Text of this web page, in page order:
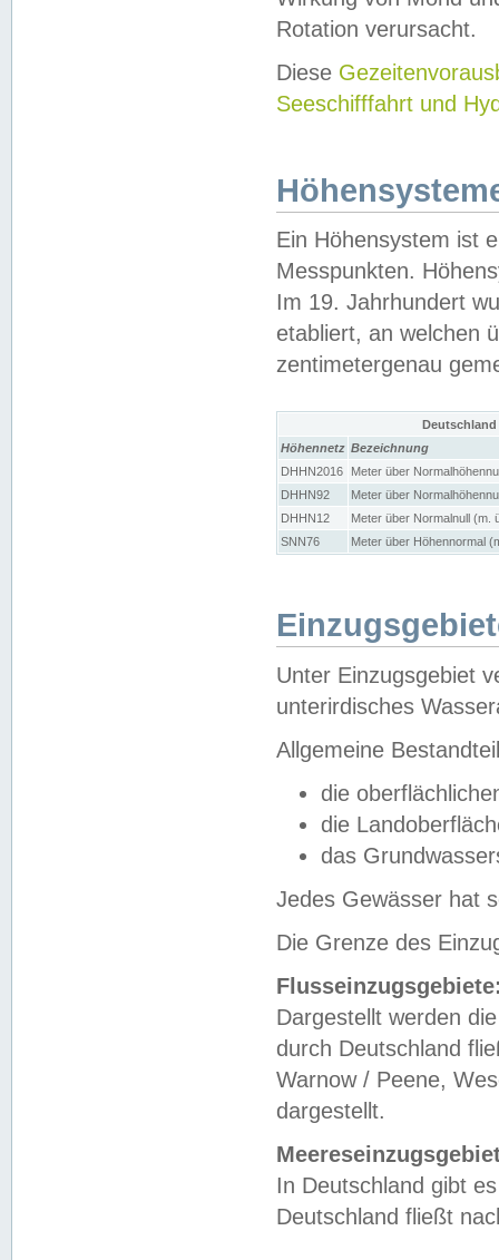
Rotation verursacht.
Diese
Seeschifffahrt und
Ein Höhensystem ist
Messpunkten.
Im 19. Jahrhundert
etabliert, an welchen
zentimetergenau
Höhennetz Bezeichnung
DHHN2016
Meter über
DHHN92
Meter über
DHHN12
Meter über Normalnull (m.
SNN76
Meter über Höhennormal
Unter Einzugsgebiet
unterirdisches
Allgemeine
die
die
das
Jedes Gewässer hat
Die Grenze des
Dargestellt werden
durch Deutschland
Warnow / Peene,
dargestellt.
In Deutschland gibt
Deutschland fließt